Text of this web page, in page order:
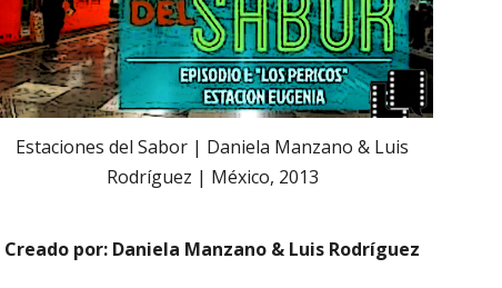
Estaciones del Sabor | Daniela Manzano & Luis
Rodríguez | México, 2013
Creado por: Daniela Manzano & Luis Rodríguez